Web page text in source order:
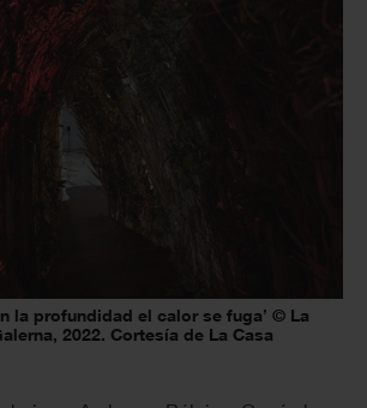
la profundidad el calor se fuga’ © La
2022. Cortesía de La Casa